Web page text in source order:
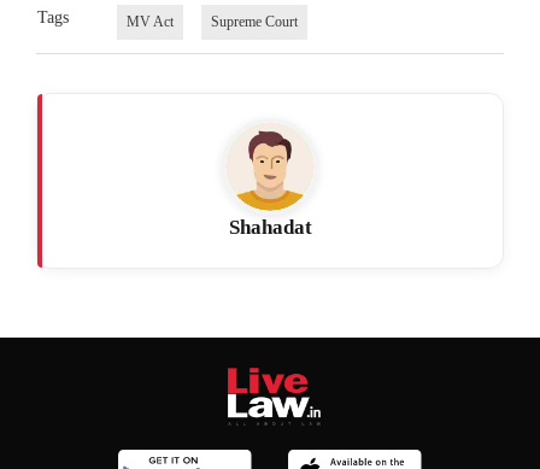
Tags MV Act Supreme Court
Shahadat